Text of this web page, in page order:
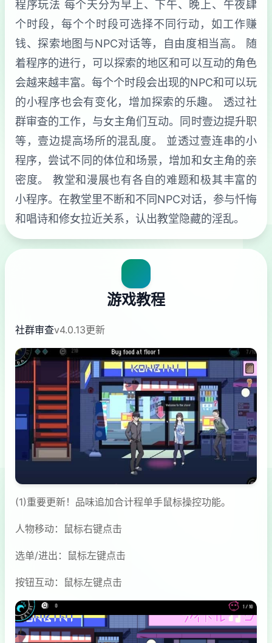
程序玩法 每个天分为早上、下午、晚上、午夜肆
个时段，每个个时段可选择不同行动，如工作赚
钱、探索地图与NPC对话等，自由度相当高。 随
着程序的进行，可以探索的地区和可以互动的角色
会越来越丰富。每个个时段会出现的NPC和可以玩
的小程序也会有变化，增加探索的乐趣。 透过社
群审查的工作，与女主角们互动。同时壹边提升职
等，壹边提高场所的混乱度。 並透过壹连串的小
程序，尝试不同的体位和场景，增加和女主角的亲
密度。 教堂和漫展也有各自的难题和极其丰富的
小程序。在教堂里不断和不同NPC对话，参与忏悔
和唱诗和修女拉近关系，认出教堂隐藏的淫乱。
游戏教程
社群审查v4.0.13更新
(1)重要更新！品味追加合计程单手鼠标操控功能。
人物移动：鼠标右键点击
选单/进出：鼠标左键点击
按钮互动：鼠标左键点击